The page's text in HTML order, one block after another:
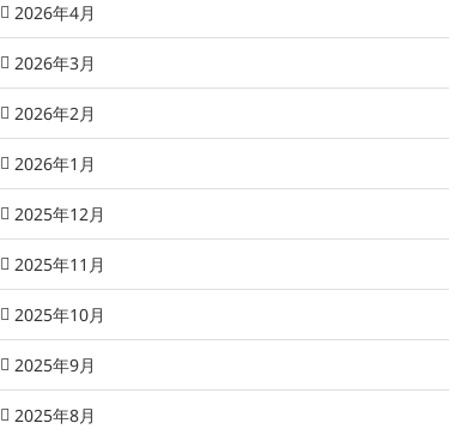
2026年4月
2026年3月
2026年2月
2026年1月
2025年12月
2025年11月
2025年10月
2025年9月
2025年8月